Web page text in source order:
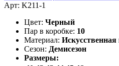
Арт: K211-1
Цвет: Черный
Пар в коробке: 10
Материал:
Сезон: Демисезон
Размеры: